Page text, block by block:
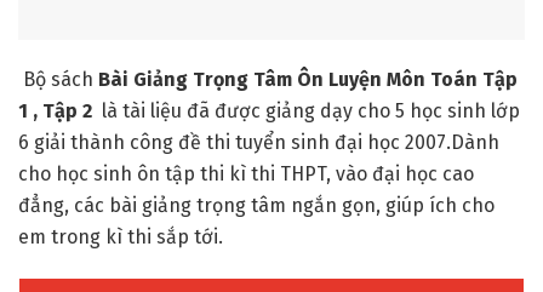
Bộ sách Bài Giảng Trọng Tâm Ôn Luyện Môn Toán Tập
1 , Tập 2 là tài liệu đã được giảng dạy cho 5 học sinh lớp
6 giải thành công đề thi tuyển sinh đại học 2007.Dành
cho học sinh ôn tập thi kì thi THPT, vào đại học cao
đẳng, các bài giảng trọng tâm ngắn gọn, giúp ích cho
em trong kì thi sắp tới.